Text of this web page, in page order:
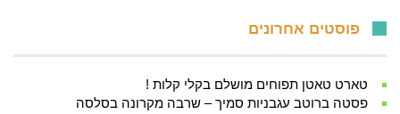
פוסטים אחרונים
טארט טאטן תפוחים מושלם בקלי קלות !
פסטה ברוטב עגבניות סמיך – שרבה מקרונה בסלסה